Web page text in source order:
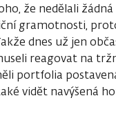
že nedělali
gramotnosti,
dnes už jen
reagovat na
portfolia
vidět navýšená